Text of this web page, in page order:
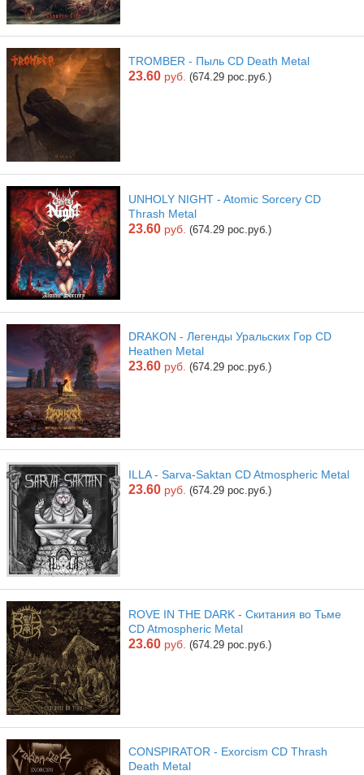
TROMBER - Пыль CD Death Metal
23.60 руб. (674.29 рос.руб.)
UNHOLY NIGHT - Atomic Sorcery CD
Thrash Metal
23.60 руб. (674.29 рос.руб.)
DRAKON - Легенды Уральских Гор CD
Heathen Metal
23.60 руб. (674.29 рос.руб.)
ILLA - Sarva-Saktan CD Atmospheric Metal
23.60 руб. (674.29 рос.руб.)
ROVE IN THE DARK - Скитания во Тьме
CD Atmospheric Metal
23.60 руб. (674.29 рос.руб.)
CONSPIRATOR - Exorcism CD Thrash
Death Metal